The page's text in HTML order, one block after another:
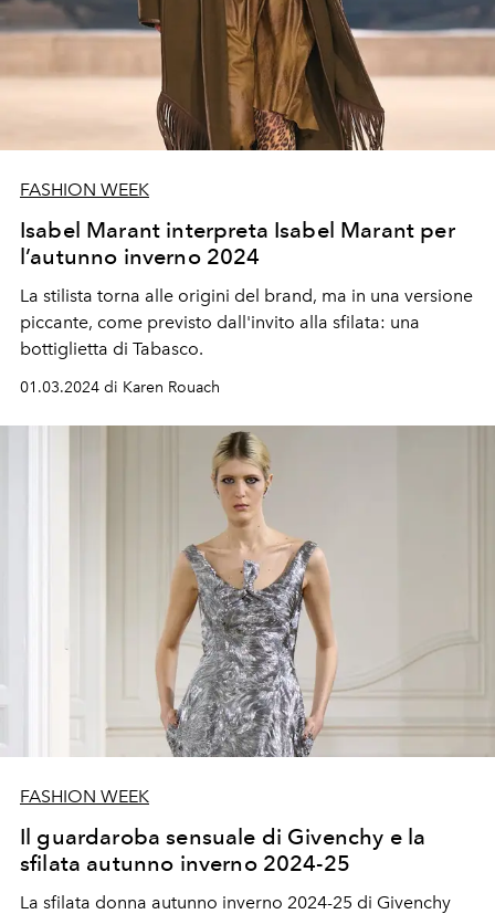
FASHION WEEK
Isabel Marant interpreta Isabel Marant per
l’autunno inverno 2024
La stilista torna alle origini del brand, ma in una versione
piccante, come previsto dall'invito alla sfilata: una
bottiglietta di Tabasco.
01.03.2024 di Karen Rouach
FASHION WEEK
Il guardaroba sensuale di Givenchy e la
sfilata autunno inverno 2024-25
La sfilata donna autunno inverno 2024-25 di Givenchy